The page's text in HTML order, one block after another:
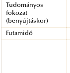
Tudományos
fokozat
(benyújtáskor)
Futamidő